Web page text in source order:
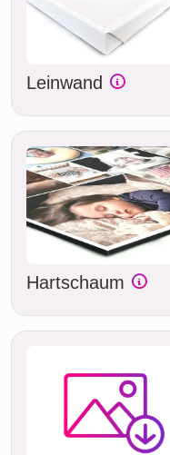
Leinwand
Hartschaum